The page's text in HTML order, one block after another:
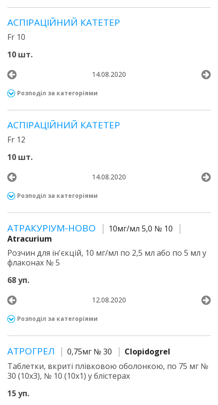
АСПІРАЦІЙНИЙ КАТЕТЕР
Fr 10
10 шт.
14.08.2020
Розподіл за категоріями
АСПІРАЦІЙНИЙ КАТЕТЕР
Fr 12
10 шт.
14.08.2020
Розподіл за категоріями
АТРАКУРІУМ-НОВО
10мг/мл 5,0 № 10
Atracurium
Розчин для ін'єкцій, 10 мг/мл по 2,5 мл або по 5 мл у
флаконах № 5
68 уп.
12.08.2020
Розподіл за категоріями
АТРОГРЕЛ 0,75мг № 30
Clopidogrel
Таблетки, вкриті плівковою оболонкою, по 75 мг №
30 (10х3), № 10 (10х1) у блістерах
15 уп.